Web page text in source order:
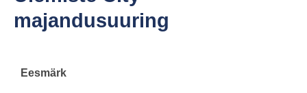
majandusuuring
Eesmärk